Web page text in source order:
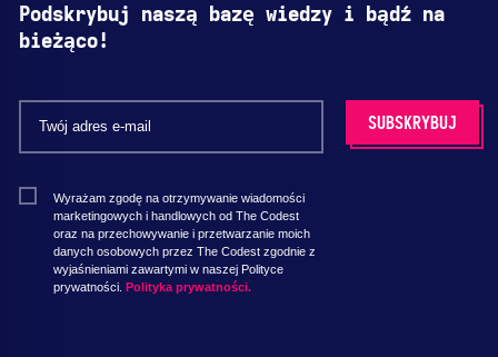
Podskrybuj naszą bazę wiedzy i bądź na
bieżąco!
Wyrażam zgodę na otrzymywanie wiadomości
marketingowych i handlowych od The Codest
oraz na przechowywanie i przetwarzanie moich
danych osobowych przez The Codest zgodnie z
wyjaśnieniami zawartymi w naszej Polityce
prywatności. Polityka prywatności.